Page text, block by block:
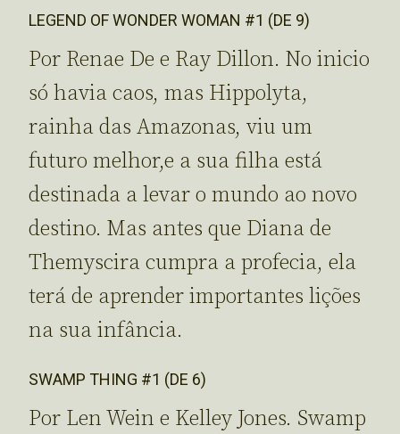
LEGEND OF WONDER WOMAN #1 (DE 9)
Por Renae De e Ray Dillon. No inicio
só havia caos, mas Hippolyta,
rainha das Amazonas, viu um
futuro melhor,e a sua filha está
destinada a levar o mundo ao novo
destino. Mas antes que Diana de
Themyscira cumpra a profecia, ela
terá de aprender importantes lições
na sua infância.
SWAMP THING #1 (DE 6)
Por Len Wein e Kelley Jones. Swamp